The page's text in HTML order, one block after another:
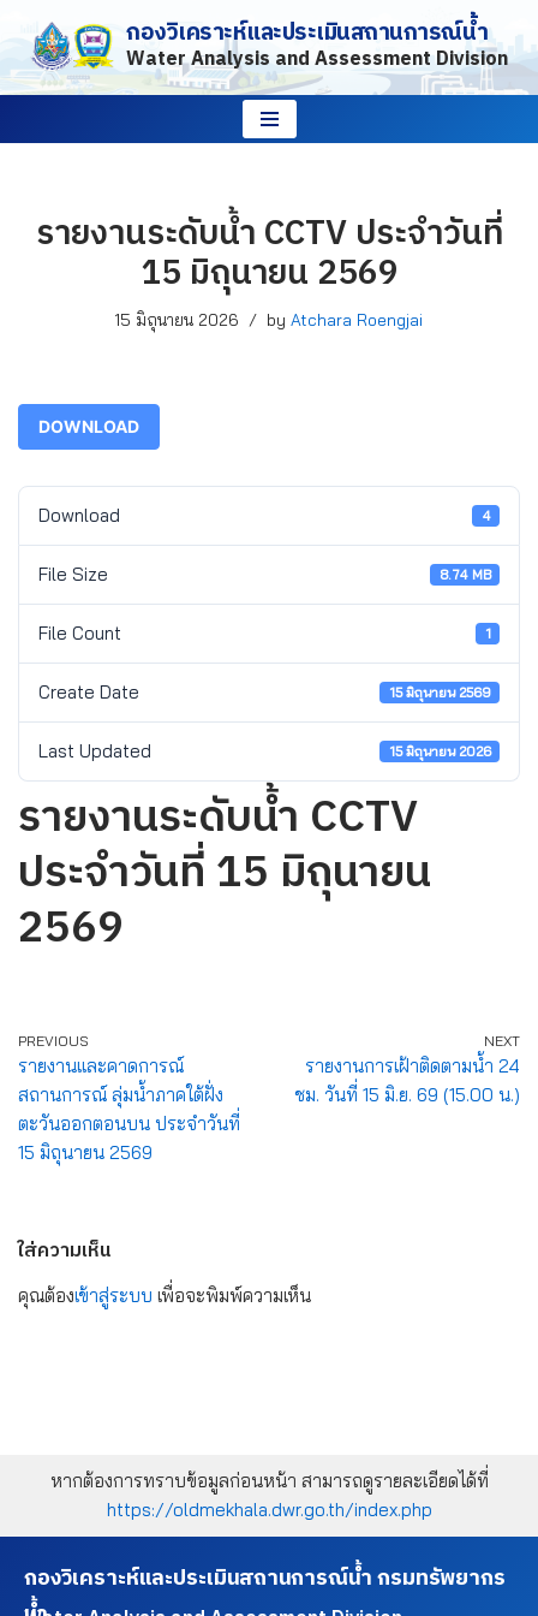
Skip
to
กองวิเคราะห์และประเมินสถานการณ์น้ำ
Water Analysis and Assessment Division
รายงานระดับน้ำ CCTV ประจำวันที่
15 มิถุนายน 2569
15 มิถุนายน 2026 by Atchara Roengjai
DOWNLOAD
Download 4
File Size 8.74 MB
File Count 1
Create Date 15 มิถุนายน 2569
Last Updated 15 มิถุนายน 2026
รายงานระดับน้ำ CCTV
ประจำวันที่ 15 มิถุนายน
2569
PREVIOUS
รายงานและคาดการณ์
สถานการณ์ ลุ่มน้ำภาคใต้ฝั่ง
ตะวันออกตอนบน ประจำวันที่
15 มิถุนายน 2569
NEXT
รายงานการเฝ้าติดตามน้ำ 24
ชม. วันที่ 15 มิ.ย. 69 (15.00 น.)
ใส่ความเห็น
คุณต้องเข้าสู่ระบบ เพื่อจะพิมพ์ความเห็น
หากต้องการทราบข้อมูลก่อนหน้า สามารถดูรายละเอียดได้ที่
https://oldmekhala.dwr.go.th/index.php
กองวิเคราะห์และประเมินสถานการณ์น้ำ กรมทรัพยากร